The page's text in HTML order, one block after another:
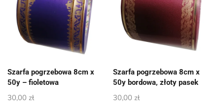
Szarfa pogrzebowa 8cm x
50y – fioletowa
30,00 zł
Szarfa pogrzebowa 8cm x
50y bordowa, złoty pasek
30,00 zł